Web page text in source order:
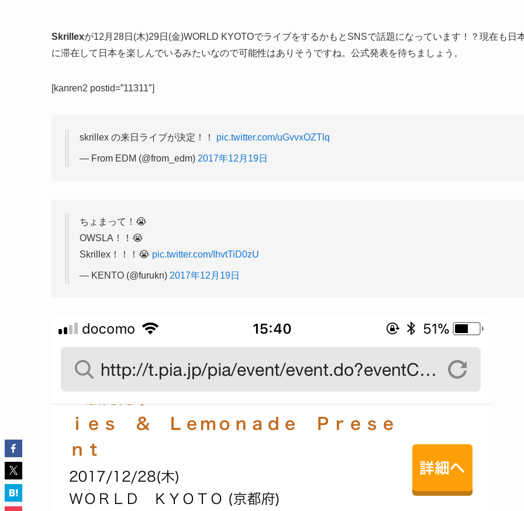
Skrillexが12月28日(木)29日(金)WORLD KYOTOでライブをするかもとSNSで話題になっています！？現在も日
に滞在して日本を楽しんでいるみたいなので可能性はありそうですね。公式発表を待ちましょう。
[kanren2 postid=”11311″]
skrillex の来日ライブが決定！！ pic.twitter.com/uGvvxOZTlq
— From EDM (@from_edm) 2017年12月19日
ちょまって！😭
OWSLA！！😭
Skrillex！！！😭 pic.twitter.com/IhvtTiD0zU
— KENTO (@furukn) 2017年12月19日